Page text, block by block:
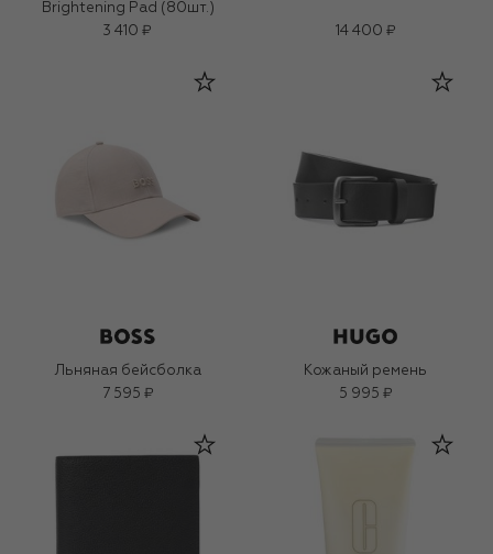
Brightening Pad (80шт.)
3 410 ₽
14 400 ₽
Льняная бейсболка
7 595 ₽
Кожаный ремень
5 995 ₽